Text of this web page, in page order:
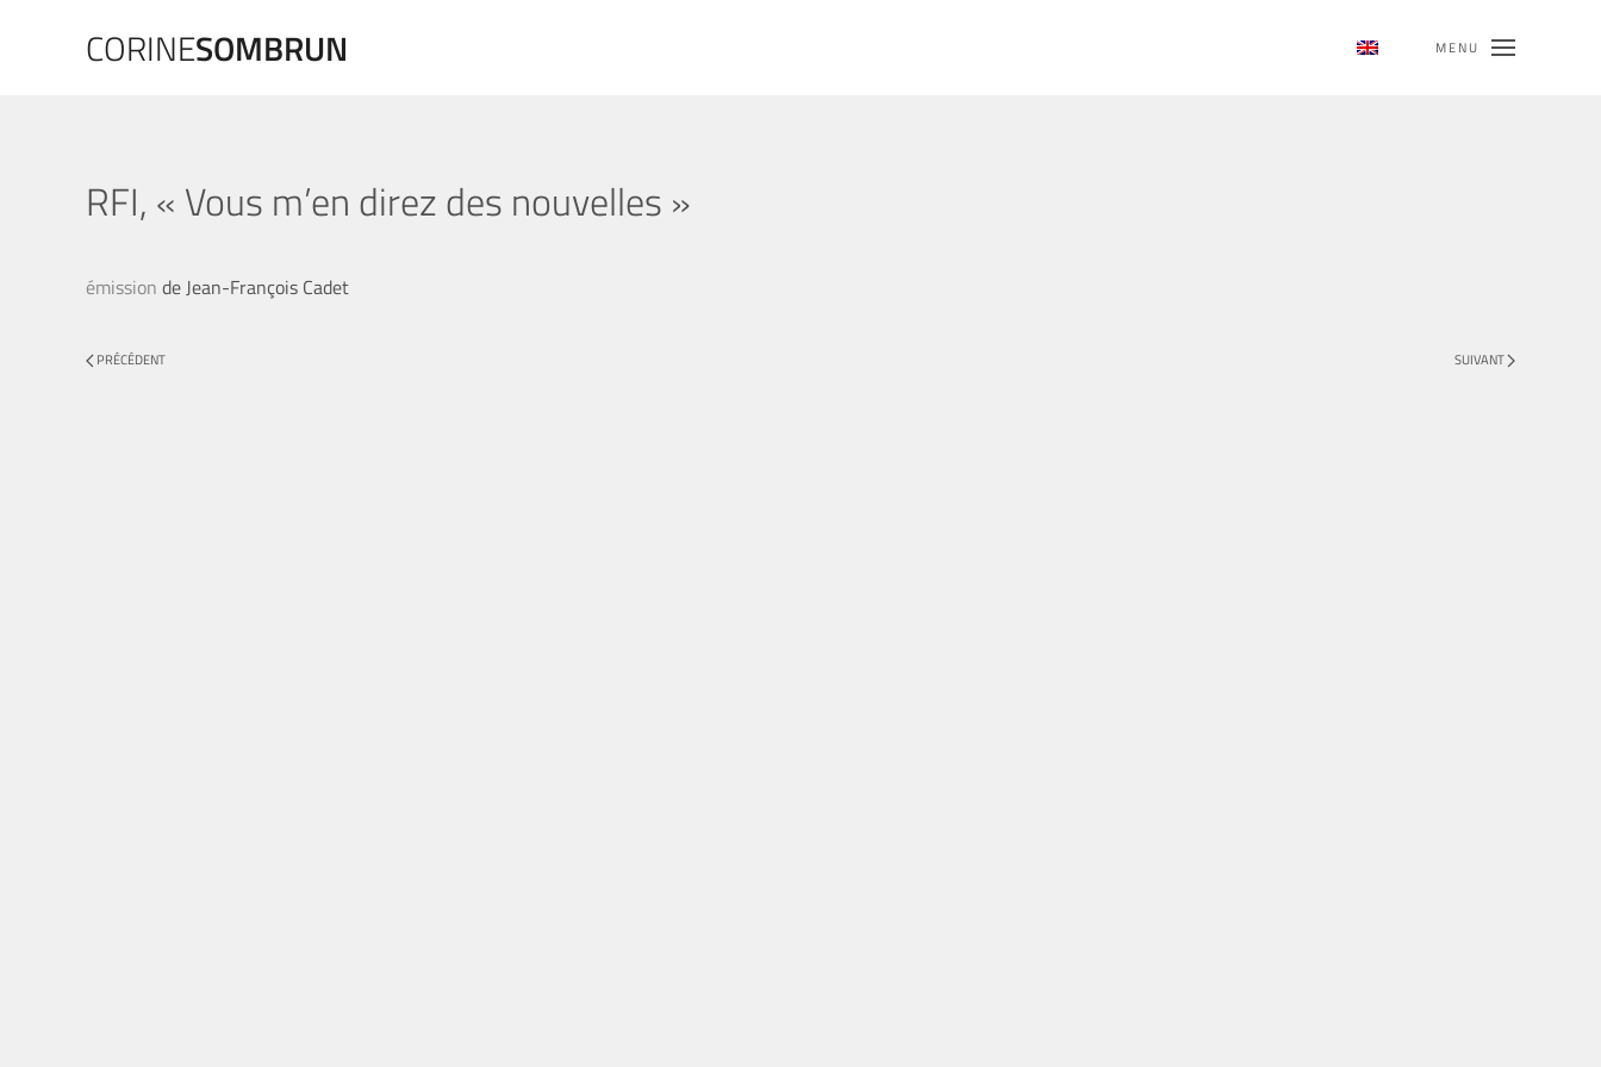
CORINESOMBRUN MENU
RFI, « Vous m’en direz des nouvelles »
émission de Jean-François Cadet
PRÉCÉDENT SUIVANT